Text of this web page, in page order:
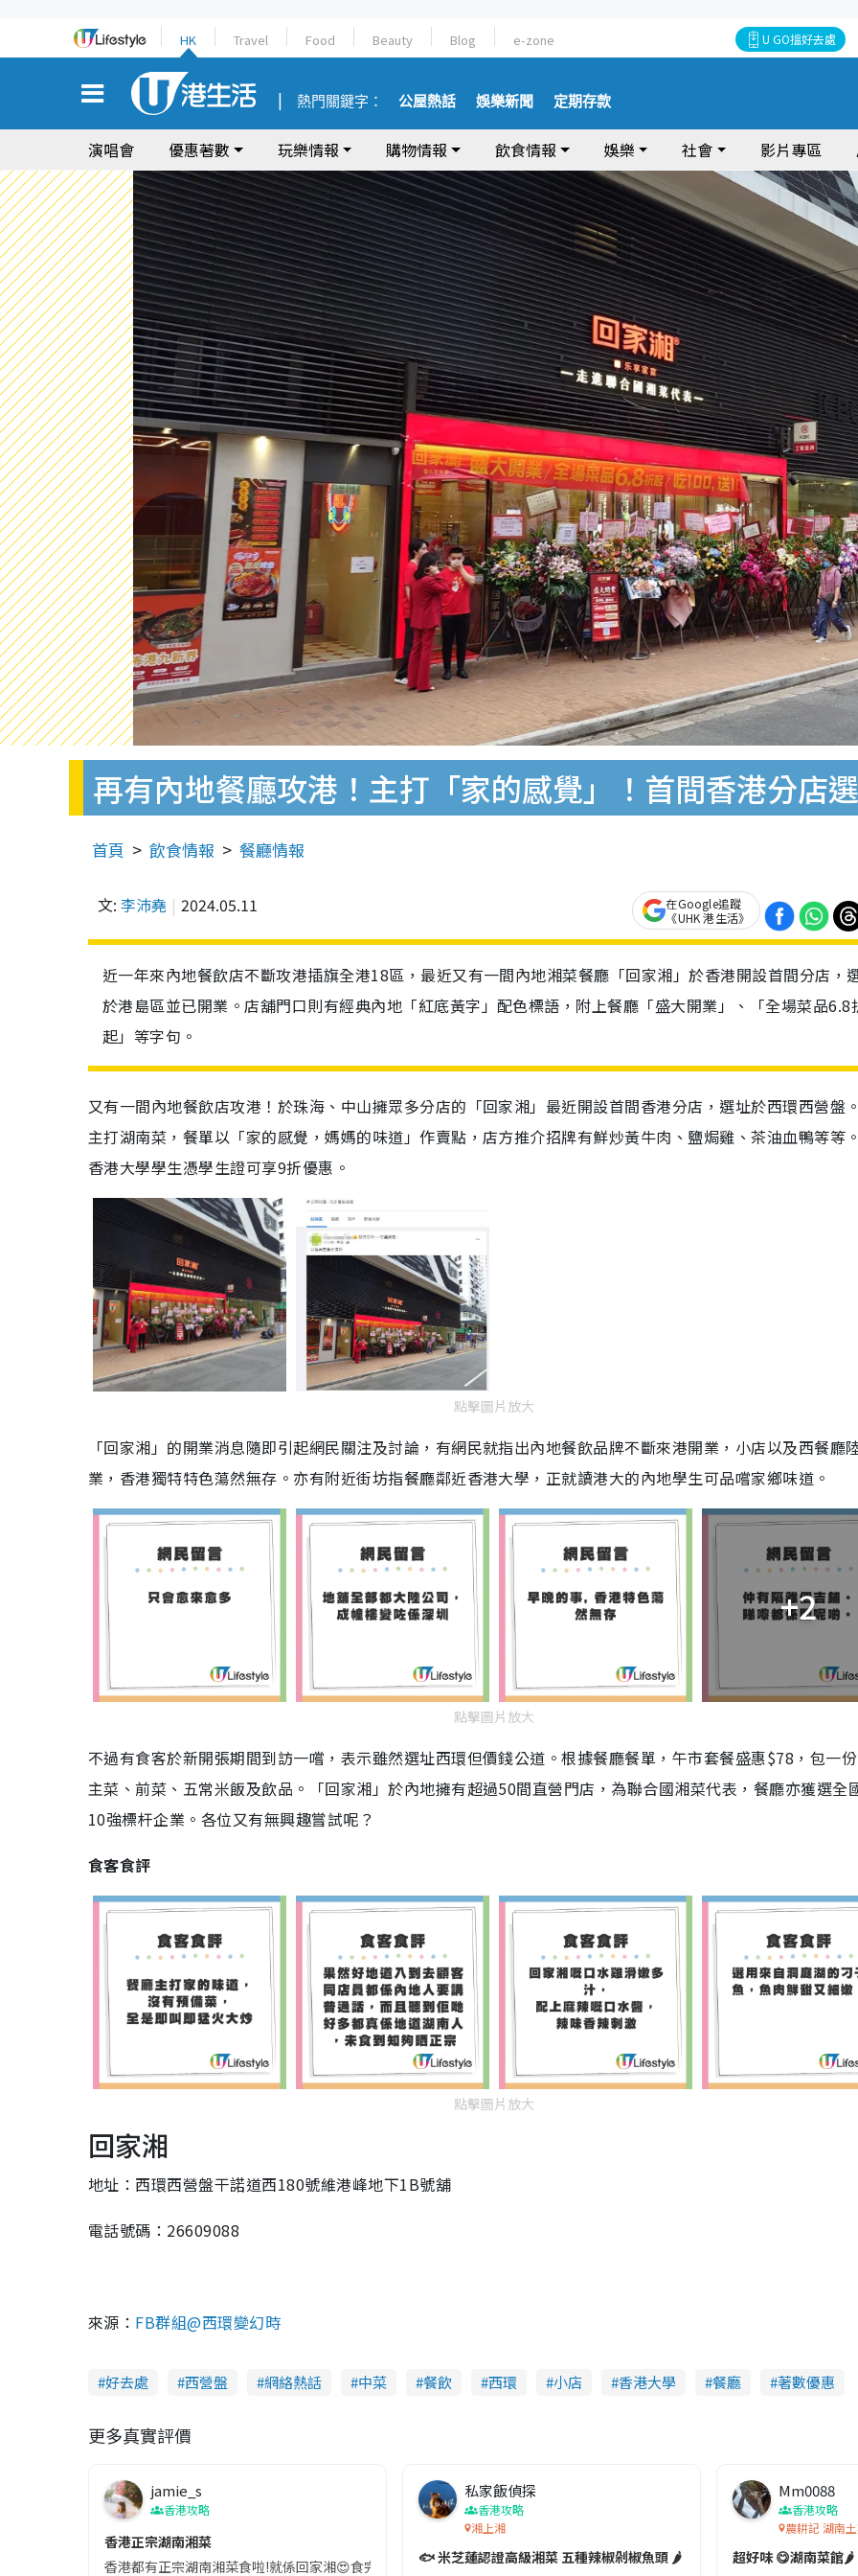
HK Travel Food Beauty Blog e-zone U GO搵好去處
熱門關鍵字： 公屋熱話 娛樂新聞 定期存款
演唱會 優惠著數 玩樂情報 購物情報 飲食情報 娛樂 社會 影片專區
再有內地餐廳攻港！主打「家的感覺」！首間香港分店
首頁 飲食情報 餐廳情報
文: 李沛堯 2024.05.11
在Google追蹤
《UHK 港生活》
近一年來內地餐飲店不斷攻港插旗全港18區，最近又有一間內地湘菜餐廳「回家湘」於香港開設首間分店，
於港島區並已開業。店舖門口則有經典內地「紅底黃字」配色標語，附上餐廳「盛大開業」、「全場菜品6.8
起」等字句。
又有一間內地餐飲店攻港！於珠海、中山擁眾多分店的「回家湘」最近開設首間香港分店，選址於西環西營盤
主打湖南菜，餐單以「家的感覺，媽媽的味道」作賣點，店方推介招牌有鮮炒黃牛肉、鹽焗雞、茶油血鴨等等
香港大學學生憑學生證可享9折優惠。
點擊圖片放大
「回家湘」的開業消息隨即引起網民關注及討論，有網民就指出內地餐飲品牌不斷來港開業，小店以及西餐廳
業，香港獨特特色蕩然無存。亦有附近街坊指餐廳鄰近香港大學，正就讀港大的內地學生可品嚐家鄉味道。
+2
點擊圖片放大
不過有食客於新開張期間到訪一嚐，表示雖然選址西環但價錢公道。根據餐廳餐單，午市套餐盛惠$78，包一
主菜、前菜、五常米飯及飲品。「回家湘」於內地擁有超過50間直營門店，為聯合國湘菜代表，餐廳亦獲選全
10強標杆企業。各位又有無興趣嘗試呢？
食客食評
點擊圖片放大
回家湘
地址：西環西營盤干諾道西180號維港峰地下1B號舖
電話號碼：26609088
來源： FB群組@西環變幻時
好去處 西營盤 網絡熱話 中菜 餐飲 西環 小店 香港大學 餐廳 著數優惠
更多真實評價
jamie_s
香港攻略
香港正宗湖南湘菜
香港都有正宗湖南湘菜食啦!就係回家湘😍食完完全無覺得口渴!! 分店覆蓋港九新界😙佢地即點即炒,拒絕預製菜,而且有辣同
私家飯偵探
香港攻略
湘上湘
🐟 米芝蓮認證高級湘菜 五種辣椒剁椒魚頭 🌶️
Mm0088
香港攻略
農耕記 湖南
超好味 😋湖南菜館🌶️